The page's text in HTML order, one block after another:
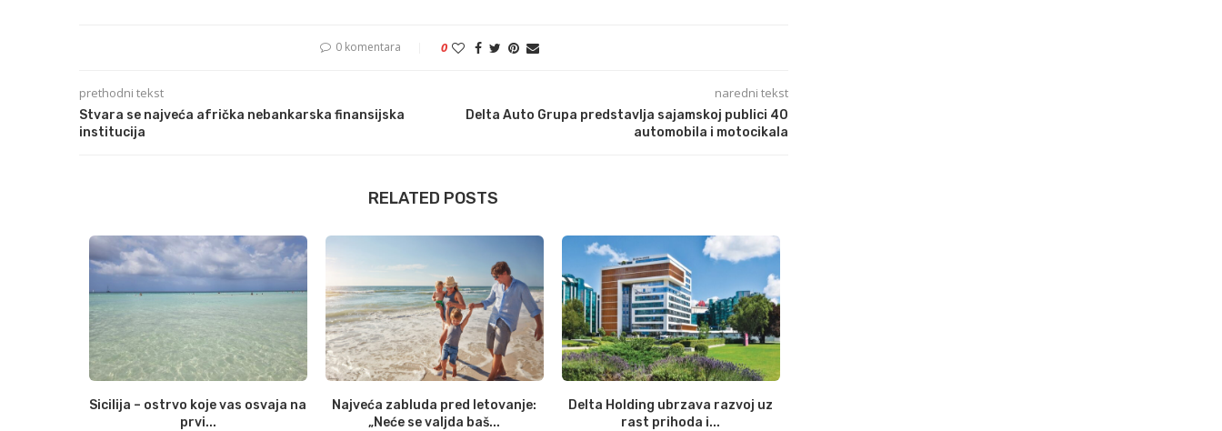
0 komentara 0
prethodni tekst
Stvara se najveća afrička nebankarska finansijska
institucija
naredni tekst
Delta Auto Grupa predstavlja sajamskoj publici 40
automobila i motocikala
RELATED POSTS
Sicilija – ostrvo koje vas osvaja na
prvi...
Najveća zabluda pred letovanje:
„Neće se valjda baš...
Delta Holding ubrzava razvoj uz
rast prihoda i...